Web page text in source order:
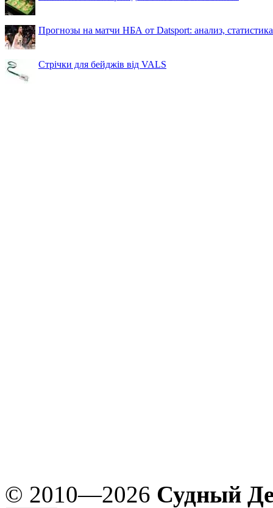
Прогнозы на матчи НБА от Datsport: анализ,
Стрічки для бейджів від VALS
© 2010—2026 Судный